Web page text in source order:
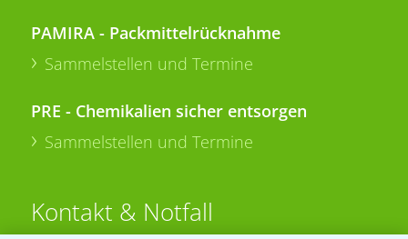
PAMIRA - Packmittelrücknahme
Sammelstellen und Termine
PRE - Chemikalien sicher entsorgen
Sammelstellen und Termine
Kontakt & Notfall